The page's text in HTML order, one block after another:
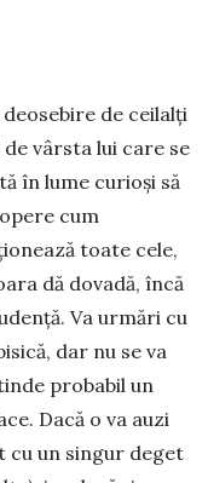
deosebire de ceilalți
vârsta lui care se
în lume curioși să
cum
toate cele,
dă dovadă, încă
Va urmări cu
dar nu se va
probabil un
Dacă o va auzi
cu un singur deget